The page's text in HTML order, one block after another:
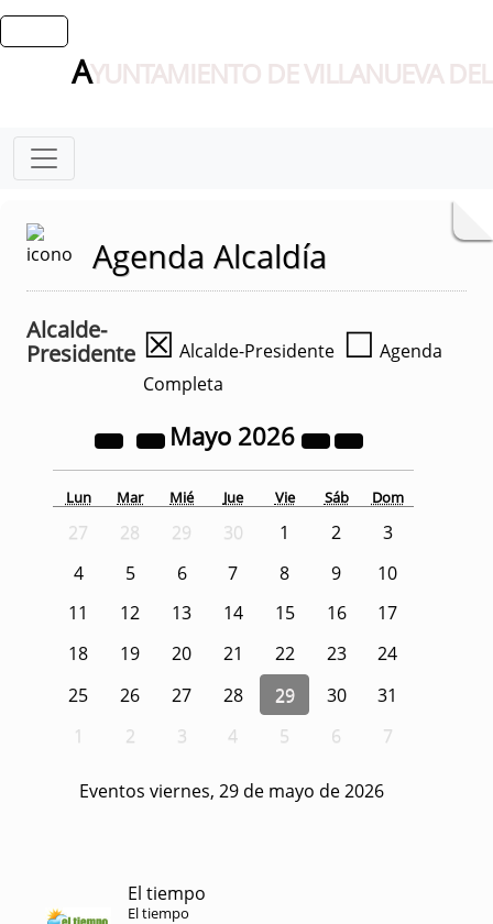
AYUNTAMIENTO DE VILLANUEVA
Agenda Alcaldía
Alcalde-
Presidente ☒ Alcalde-Presidente ☐ Agenda
Completa
Mayo 2026
Lun Mar Mié Jue Vie Sáb Dom
27 28 29 30 1 2
3
4
5 6 7 8 9
10
11
12 13 14 15 16
17
18
19 20 21 22 23
24
25
26 27 28 29 30
31
1
2 3 4 5 6 7
Eventos viernes, 29 de mayo de 2026
El tiempo
El tiempo